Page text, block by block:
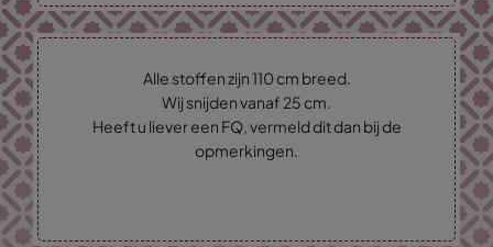
Alle stoffen zijn 110 cm breed.
Wij snijden vanaf 25 cm.
Heeft u liever een FQ, vermeld dit dan bij de
opmerkingen.